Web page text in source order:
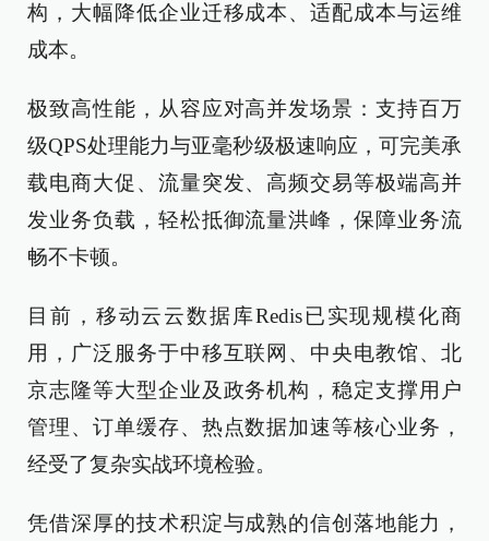
构，大幅降低企业迁移成本、适配成本与运维
成本。
极致高性能，从容应对高并发场景：支持百万
级QPS处理能力与亚毫秒级极速响应，可完美承
载电商大促、流量突发、高频交易等极端高并
发业务负载，轻松抵御流量洪峰，保障业务流
畅不卡顿。
目前，移动云云数据库Redis已实现规模化商
用，广泛服务于中移互联网、中央电教馆、北
京志隆等大型企业及政务机构，稳定支撑用户
管理、订单缓存、热点数据加速等核心业务，
经受了复杂实战环境检验。
凭借深厚的技术积淀与成熟的信创落地能力，